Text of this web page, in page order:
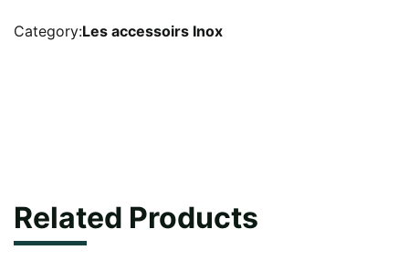
table
Category:Les accessoirs Inox
Related Products